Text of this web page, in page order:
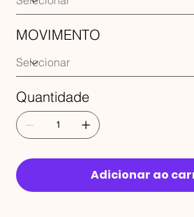
MOVIMENTO
Quantidade
Adicionar ao